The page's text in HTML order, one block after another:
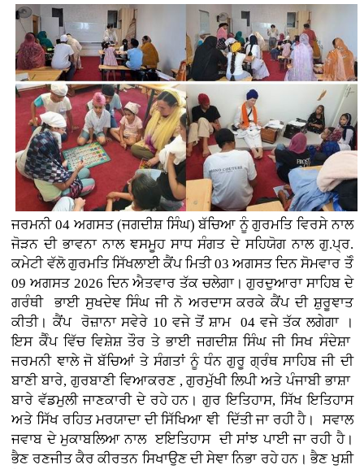
ਜਰਮਨੀ04 ਅਗਸਤ (ਜਗਦੀਸ਼ ਸਿੰਘ) ਬੱਚਿਆ ਨੂੰ ਗੁਰਮਤਿ ਵਿਰਸੇ ਨਾਲ
ਜੋੜਨ ਦੀ ਭਾਵਨਾ ਨਾਲ ਞਸਮੂਹ ਸਾਧ ਸੰਗਤ ਦੇ ਸਹਿਯੋਗ ਨਾਲ ਗੁ.ਪ੍ਰ.
ਕਮੇਟੀ ਵੱਲੋ ਗੁਰਮਤਿ ਸਿੱਖਲਾਈ ਕੈਂਪ ਮਿਤੀ 03 ਅਗਸਤ ਦਿਨ ਸੋਮਵਾਰ ਤੋੰ
09 ਅਗਸਤ 2026 ਦਿਨ ਐਤਵਾਰ ਤੱਕ ਚਲੇਗਾ। ਗੁਰਦੁਆਰਾ ਸਾਹਿਬ ਦੇ
ਗਰੰਥੀ ਭਾਈ ਸੁਖਦੇਞ ਸਿੰਘ ਜੀ ਨੋ ਅਰਦਾਸ ਕਰਕੇ ਕੈਂਪ ਦੀ ਸ਼ੁਰੂਞਾਤ
ਕੀਤੀ। ਕੈਂਪ ਰੋਜ਼ਾਨਾ ਸਵੇਰੇ 10 ਵਜੇ ਤੋਂ ਸ਼ਾਮ 04 ਵਜੇ ਤੱਕ ਲਗੇਗਾ ।
ਇਸ ਕੈੰਪ ਵਿੱਚ ਵਿਸ਼ੇਸ਼ ਤੌਰ ਤੇ ਭਾਈ ਜਗਦੀਸ਼ ਸਿੰਘ ਜੀ ਸਿਖ ਸੰਦੇਸ਼ਾ
ਜਰਮਨੀ ਞਾਲੇ ਜੋ ਬੱਚਿਆਂ ਤੇ ਸੰਗਤਾਂ ਨੂੰ ਧੰਨ ਗੁਰੂ ਗ੍ਰੰਥ ਸਾਹਿਬ ਜੀ ਦੀ
ਬਾਣੀ ਬਾਰੇ, ਗੁਰਬਾਣੀ ਵਿਆਕਰਣ , ਗੁਰਮੁੱਖੀ ਲਿਪੀ ਅਤੇ ਪੰਜਾਬੀ ਭਾਸ਼ਾ
ਬਾਰੇ ਵੱਡਮੁਲੀ ਜਾਣਕਾਰੀ ਦੇ ਰਹੇ ਹਨ। ਗੁਰ ਇਤਿਹਾਸ, ਸਿੱਖ ਇਤਿਹਾਸ
ਅਤੇ ਸਿੱਖ ਰਹਿਤ ਮਰਯਾਦਾ ਦੀ ਸਿੱਖਿਆ ਞੀ ਦਿੱਤੀ ਜਾ ਰਹੀ ਹੈ। ਸਵਾਲ
ਜਵਾਬ ਦੇ ਮੁਕਾਬਲਿਆ ਨਾਲ ੲਇਤਿਹਾਸ ਦੀ ਸਾਂਝ ਪਾਈ ਜਾ ਰਹੀ ਹੈ।
ਭੈਣ ਰਣਜੀਤ ਕੈਰ ਕੀਰਤਨ ਸਿਖਾਉਣ ਦੀ ਸੇਞਾ ਨਿਭਾ ਰਹੇ ਹਨ। ਭੈਣ ਖੁਸ਼ੀ